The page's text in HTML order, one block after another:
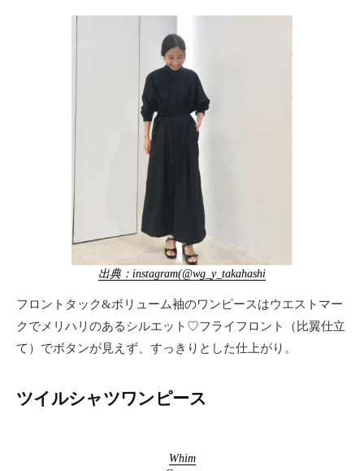
出典：instagram(@wg_y_takahashi
フロントタック&ボリューム袖のワンピースはウエストマー
クでメリハリのあるシルエット♡フライフロント（比翼仕立
て）でボタンが見えず、すっきりとした仕上がり。
ツイルシャツワンピース
Whim